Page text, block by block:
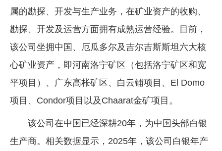
行情报价
属的勘探、开发与生产业务，在矿业资产的收购、
勘探、开发及运营方面拥有成熟运营经验。目前，
该公司坐拥中国、厄瓜多尔及吉尔吉斯斯坦六大核
心矿业资产，即河南洛宁矿区（包括洛宁矿区和宽
平项目）、广东高枨矿区、白云铺项目、El Domo
项目、Condor项目以及Chaarat金矿项目。
该公司在中国已经深耕20年，为中国头部白银
生产商。相关数据显示，2025年，该公司白银年产